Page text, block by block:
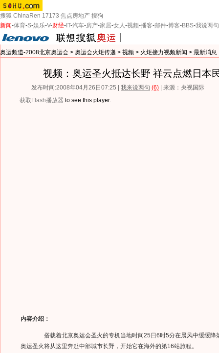
搜狐 ChinaRen 17173 焦点房地产 搜狗
新闻-体育-S-娱乐-V-财经- IT-汽车-房产-家居-女人-视频-播客-邮件-博客-BBS-我说两句
奥运频道-2008北京奥运会 > 奥运会火炬传递 > 视频 > 火炬接力视频新闻 > 最新消息
视频：奥运圣火抵达长野 祥云点燃日本
发布时间:2008年04月26日07:25 | 我来说两句 (6) | 来源：央视国际
获取Flash播放器 to see this player.
内容介绍：
搭载着北京奥运会圣火的专机当地时间25日6时5分在晨风中缓缓降
奥运圣火将从这里奔赴中部城市长野，开始它在海外的第16站旅程。